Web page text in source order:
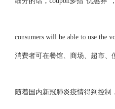
consumers will be able to use the
消费者可在餐馆、商场、超市、
随着国内新冠肺炎疫情得到控